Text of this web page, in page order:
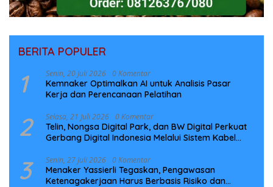
BERITA POPULER
1 Senin, 20 Juli 2026 0 Komentar
Kemnaker Optimalkan AI untuk Analisis Pasar
Kerja dan Perencanaan Pelatihan
2 Selasa, 21 Juli 2026 0 Komentar
Telin, Nongsa Digital Park, dan BW Digital Perkuat
Gerbang Digital Indonesia Melalui Sistem Kabel
3 Senin, 27 Juli 2026 0 Komentar
Menaker Yassierli Tegaskan, Pengawasan
Ketenagakerjaan Harus Berbasis Risiko dan